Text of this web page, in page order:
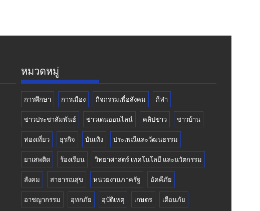
หมวดหมู่
การศึกษา การเมือง กิจกรรมเพื่อสังคม กีฬา
ข่าวประชาสัมพันธ์ ข่าวเด่นออนไลน์ คลิปข่าว ชาวบ้าน
ท่องเที่ยว ธุรกิจ บันเทิง ประเพณีและวัฒนธรรม
ยาเสพติด ร้องเรียน วิทยาศาสตร์ เทคโนโลยี และนวัตกรรม
สังคม สาธารณสุข หน่วยงานภาครัฐ อัคคีภัย
อาชญากรรม อุทกภัย อุบัติเหตุ เกษตร เตือนภัย